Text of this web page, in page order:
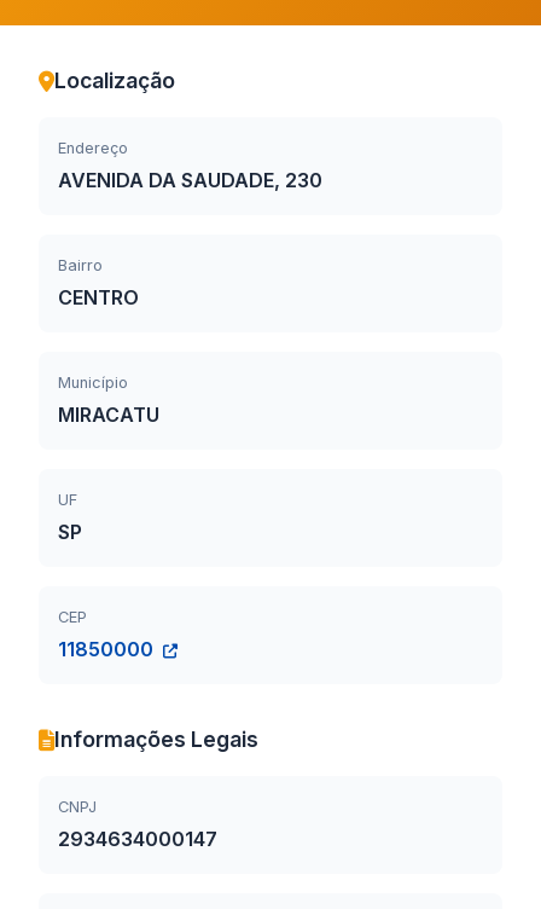
Localização
Endereço
AVENIDA DA SAUDADE, 230
Bairro
CENTRO
Município
MIRACATU
UF
SP
CEP
11850000
Informações Legais
CNPJ
2934634000147